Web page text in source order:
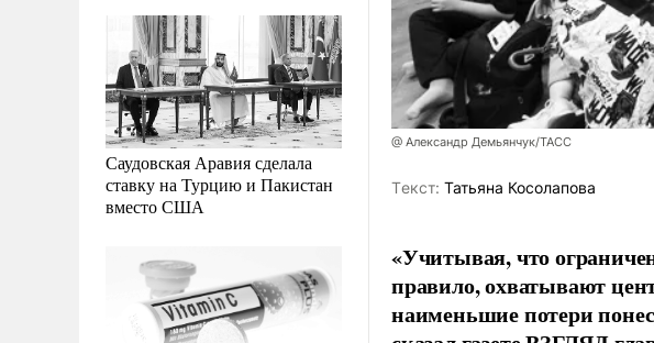
Саудовская Аравия сделала
ставку на Турцию и Пакистан
вместо США
@ Александр Демьянчук/ТАСС
Tекст: Татьяна Косолапова
«Учитывая, что
правило, охватывают
наименьшие потери